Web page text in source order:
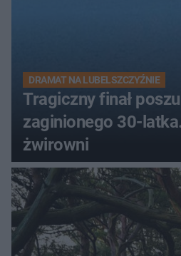
DRAMAT NA LUBELSZCZYŹNIE
Tragiczny finał
zaginionego 30-
żwirowni